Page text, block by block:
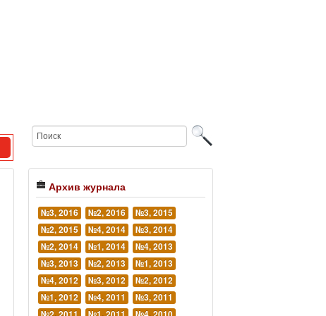
Архив журнала
№3, 2016 №2, 2016
№3, 2015
№2, 2015
№4, 2014
№3, 2014
№2, 2014
№1, 2014
№4, 2013
№3, 2013
№2, 2013
№1, 2013
№4, 2012
№3, 2012
№2, 2012
№1, 2012
№4, 2011
№3, 2011